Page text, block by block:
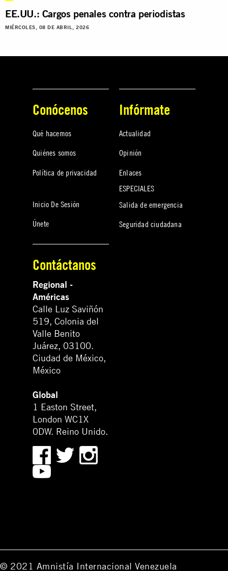
EE.UU.: Cargos penales contra periodistas
MIÉRCOLES, 08 DE ABRIL, 2026
Conócenos
Qué hacemos
Quiénes somos
Política de privacidad
Inicio De Sesión
Únete
Infórmate
Actualidad
Opinión
Enlaces
ESPECIALES
Salida de emergencia
Seguridad ciudadana
Contáctanos
Regional -
Américas
Calle Luz Saviñón
519, Colonia del
Valle Benito
Juárez, 03100.
Ciudad de México,
México
Global
1 Easton Street,
London WC1X
0DW. Reino Unido.
© 2021 Amnistía Internacional Venezuela